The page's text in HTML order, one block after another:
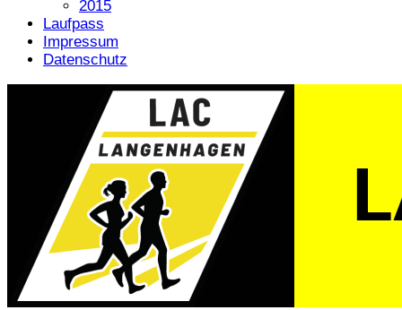
2015
Laufpass
Impressum
Datenschutz